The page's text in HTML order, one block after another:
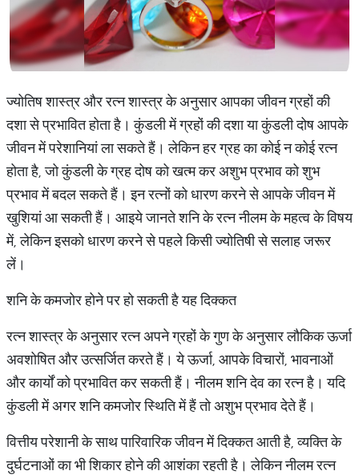
ज्योतिष शास्त्र और रत्न शास्त्र के अनुसार आपका जीवन ग्रहों की
दशा से प्रभावित होता है। कुंडली में ग्रहों की दशा या कुंडली दोष आपके
जीवन में परेशानियां ला सकते हैं। लेकिन हर ग्रह का कोई न कोई रत्न
होता है, जो कुंडली के ग्रह दोष को खत्म कर अशुभ प्रभाव को शुभ
प्रभाव में बदल सकते हैं। इन रत्नों को धारण करने से आपके जीवन में
खुशियां आ सकती हैं। आइये जानते शनि के रत्न नीलम के महत्व के विषय
में, लेकिन इसको धारण करने से पहले किसी ज्योतिषी से सलाह जरूर
लें।
शनि के कमजोर होने पर हो सकती है यह दिक्कत
रत्न शास्त्र के अनुसार रत्न अपने ग्रहों के गुण के अनुसार लौकिक ऊर्जा
अवशोषित और उत्सर्जित करते हैं। ये ऊर्जा, आपके विचारों, भावनाओं
और कार्यों को प्रभावित कर सकती हैं। नीलम शनि देव का रत्न है। यदि
कुंडली में अगर शनि कमजोर स्थिति में हैं तो अशुभ प्रभाव देते हैं।
वित्तीय परेशानी के साथ पारिवारिक जीवन में दिक्कत आती है, व्यक्ति के
दुर्घटनाओं का भी शिकार होने की आशंका रहती है। लेकिन नीलम रत्न